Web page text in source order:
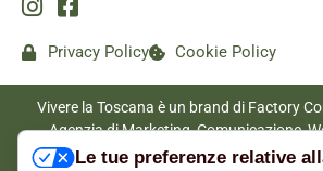
Privacy Policy Cookie Policy
Vivere la Toscana è un brand di Factory
Agenzia di Marketing, Comunicazione,
|
Le tue preferenze relative